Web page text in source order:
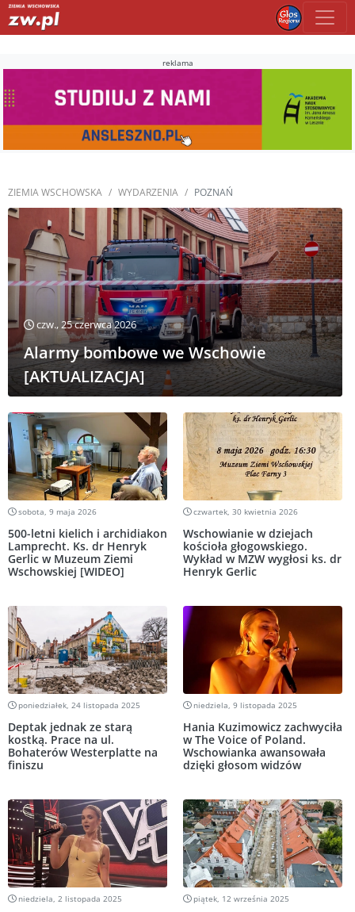
reklama
ZIEMIA WSCHOWSKA WYDARZENIA POZNAŃ
czw., 25 czerwca 2026
Alarmy bombowe we Wschowie
[AKTUALIZACJA]
sobota, 9 maja 2026
500-letni kielich i archidiakon
Lamprecht. Ks. dr Henryk
Gerlic w Muzeum Ziemi
Wschowskiej [WIDEO]
czwartek, 30 kwietnia 2026
Wschowianie w dziejach
kościoła głogowskiego.
Wykład w MZW wygłosi ks. dr
Henryk Gerlic
poniedziałek, 24 listopada 2025
Deptak jednak ze starą
kostką. Prace na ul.
Bohaterów Westerplatte na
finiszu
niedziela, 9 listopada 2025
Hania Kuzimowicz zachwyciła
w The Voice of Poland.
Wschowianka awansowała
dzięki głosom widzów
niedziela, 2 listopada 2025 piątek, 12 września 2025